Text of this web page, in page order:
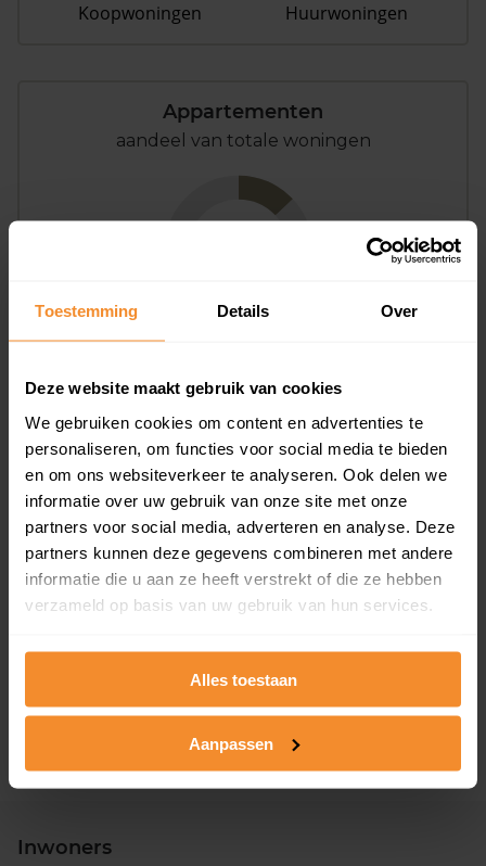
Toestemming Details Over
Deze website maakt gebruik van cookies
We gebruiken cookies om content en advertenties te
personaliseren, om functies voor social media te bieden
en om ons websiteverkeer te analyseren. Ook delen we
informatie over uw gebruik van onze site met onze
partners voor social media, adverteren en analyse. Deze
partners kunnen deze gegevens combineren met andere
informatie die u aan ze heeft verstrekt of die ze hebben
verzameld op basis van uw gebruik van hun services.
Alles toestaan
Aanpassen
Koopwoningen
Huurwoningen
Appartementen
aandeel van totale woningen
T/m 1945
32%
2008 of later
6%
Inwoners